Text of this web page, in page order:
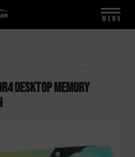
DESKTOP MEMORY
MENU